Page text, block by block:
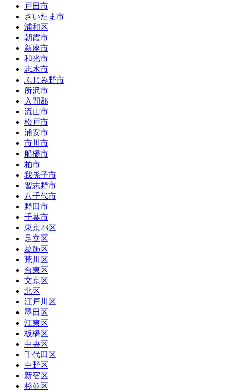
戸田市
さいたま市
浦和区
朝霞市
新座市
和光市
志木市
ふじみ野市
所沢市
入間郡
流山市
松戸市
浦安市
市川市
船橋市
柏市
我孫子市
習志野市
八千代市
野田市
千葉市
東京23区
足立区
葛飾区
荒川区
台東区
文京区
北区
江戸川区
墨田区
江東区
板橋区
中央区
千代田区
中野区
新宿区
杉並区